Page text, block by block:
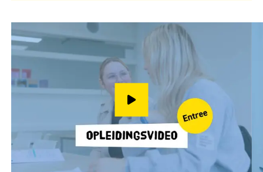
Speel video af